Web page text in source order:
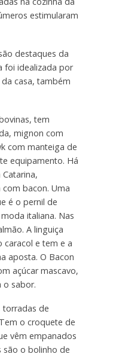
estimularam
destaques da
foi idealizada por
casa, também
tem
mignon com
com manteiga de
equipamento. Há
bacon. Uma
é o pernil de
italiana. Nas
A linguiça
caracol e tem e a
aposta. O Bacon
açúcar mascavo,
o sabor.
torradas de
o croquete de
vêm empanados
são o bolinho de